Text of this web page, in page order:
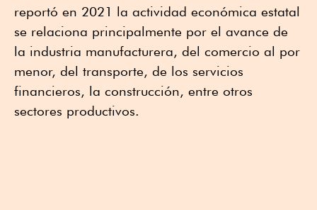
reportó en 2021 la actividad económica estatal
se relaciona principalmente por el avance de
la industria manufacturera, del comercio al por
menor, del transporte, de los servicios
financieros, la construcción, entre otros
sectores productivos.